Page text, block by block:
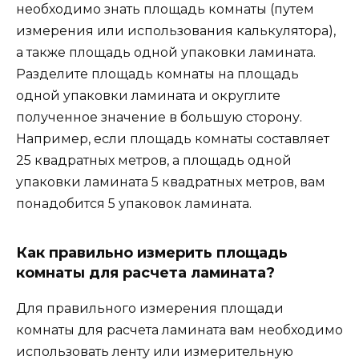
необходимо знать площадь комнаты (путем
измерения или использования калькулятора),
а также площадь одной упаковки ламината.
Разделите площадь комнаты на площадь
одной упаковки ламината и округлите
полученное значение в большую сторону.
Например, если площадь комнаты составляет
25 квадратных метров, а площадь одной
упаковки ламината 5 квадратных метров, вам
понадобится 5 упаковок ламината.
Как правильно измерить площадь
комнаты для расчета ламината?
Для правильного измерения площади
комнаты для расчета ламината вам необходимо
использовать ленту или измерительную